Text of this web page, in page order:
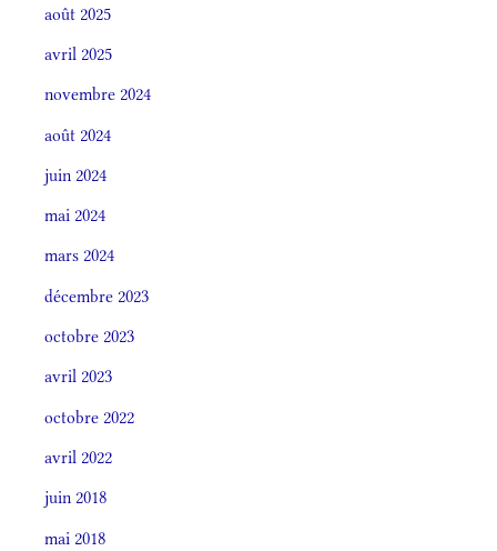
août 2025
avril 2025
novembre 2024
août 2024
juin 2024
mai 2024
mars 2024
décembre 2023
octobre 2023
avril 2023
octobre 2022
avril 2022
juin 2018
mai 2018